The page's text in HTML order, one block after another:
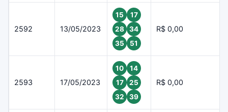
2592 13/05/2023
15
17
28
34
35
51
R$ 0,00
2593 17/05/2023
10
14
17
25
32
39
R$ 0,00